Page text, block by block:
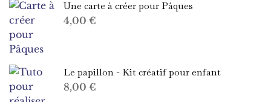
Une carte à créer pour Pâques
4,00 €
Le papillon - Kit créatif pour enfant
8,00 €